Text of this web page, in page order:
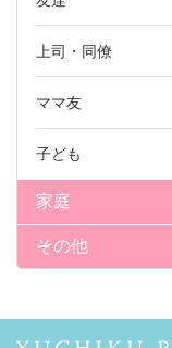
上司・同僚
ママ友
子ども
家庭
その他